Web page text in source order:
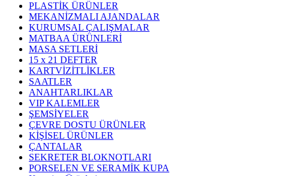
PLASTİK ÜRÜNLER
MEKANİZMALI AJANDALAR
KURUMSAL ÇALIŞMALAR
MATBAA ÜRÜNLERİ
MASA SETLERİ
15 x 21 DEFTER
KARTVİZİTLİKLER
SAATLER
ANAHTARLIKLAR
VIP KALEMLER
ŞEMSİYELER
ÇEVRE DOSTU ÜRÜNLER
KİŞİSEL ÜRÜNLER
ÇANTALAR
SEKRETER BLOKNOTLARI
PORSELEN VE SERAMİK KUPA